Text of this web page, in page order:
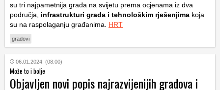
su tri najpametnija grada na svijetu prema ocjenama iz dva
područja, infrastrukturi grada i tehnološkim rješenjima koja
su na raspolaganju građanima. HRT
gradovi
06.01.2024. (08:00)
Može to i bolje
Objavljen novi popis najrazvijenijih gradova i